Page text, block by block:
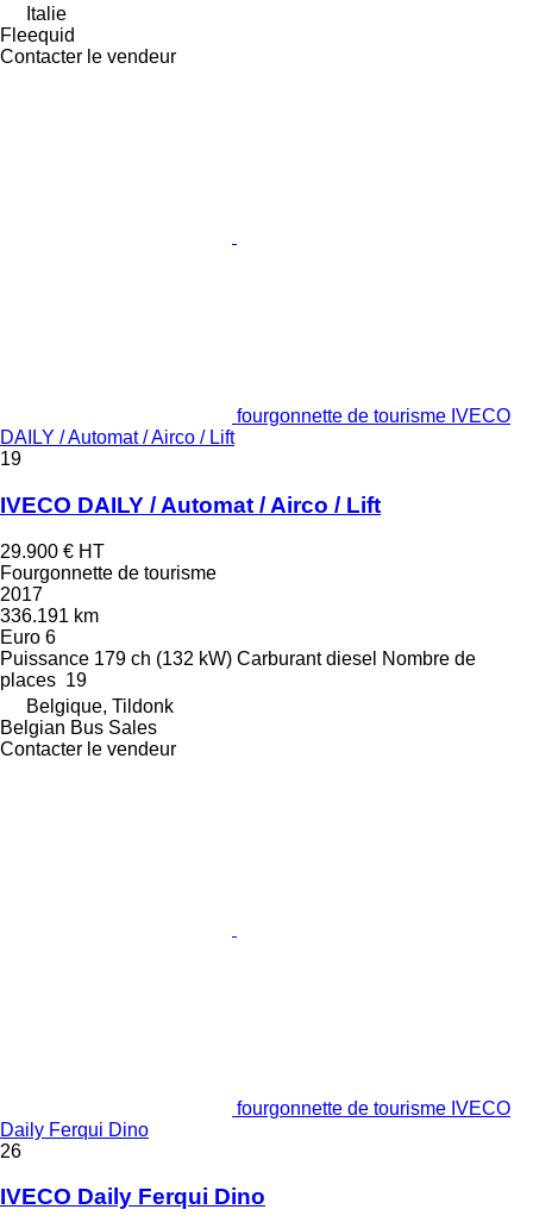
Italie
Fleequid
Contacter le vendeur
fourgonnette de tourisme IVECO
DAILY / Automat / Airco / Lift
19
IVECO DAILY / Automat / Airco / Lift
29.900 € HT
Fourgonnette de tourisme
2017
336.191 km
Euro 6
Puissance 179 ch (132 kW) Carburant diesel Nombre de
places 19
Belgique, Tildonk
Belgian Bus Sales
Contacter le vendeur
fourgonnette de tourisme IVECO
Daily Ferqui Dino
26
IVECO Daily Ferqui Dino